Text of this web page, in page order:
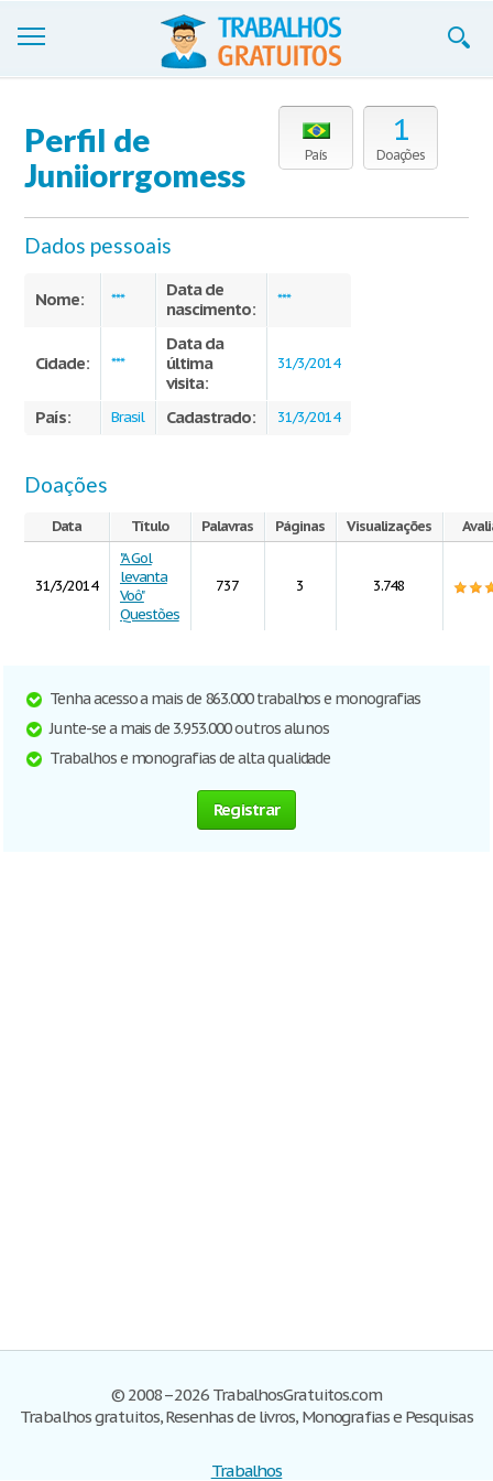
Cadastre-se
Blog
Contate-nos
País
1
Doações
Perfil de
Juniiorrgomess
Dados pessoais
Nome: ***
Data de
nascimento:
***
Cidade: ***
Data da
última
visita:
31/3/2014
País: Brasil Cadastrado: 31/3/2014
Doações
Data Título Palavras Páginas Visualizações
31/3/2014
"A Gol
levanta
Voô"
Questões
737 3 3.748
Tenha acesso a mais de 863.000 trabalhos e monografias
Junte-se a mais de 3.953.000 outros alunos
Trabalhos e monografias de alta qualidade
Registrar
© 2008–2026 TrabalhosGratuitos.com
Trabalhos gratuitos, Resenhas de livros, Monografias e Pesquisas
Trabalhos